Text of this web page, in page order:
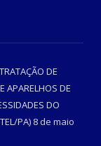
DE
APARELHOS DE
DO
PA) 8 de maio